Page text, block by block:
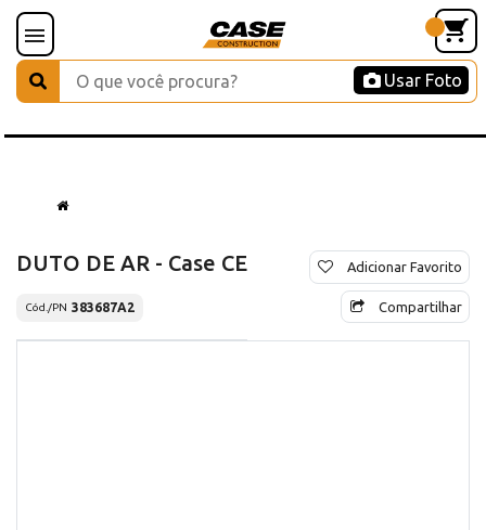
Usar Foto
DUTO DE AR - Case CE
Cód./PN 383687A2
Adicionar Favorito
Compartilhar